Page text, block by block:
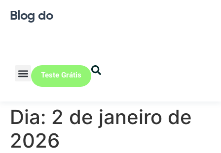
Blog do
Teste Grátis
Dia: 2 de janeiro de
2026